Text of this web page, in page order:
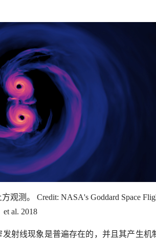
。 Credit: NASA's Goddard Space
et al. 2018
射线现象是普遍存在的，并且其产生